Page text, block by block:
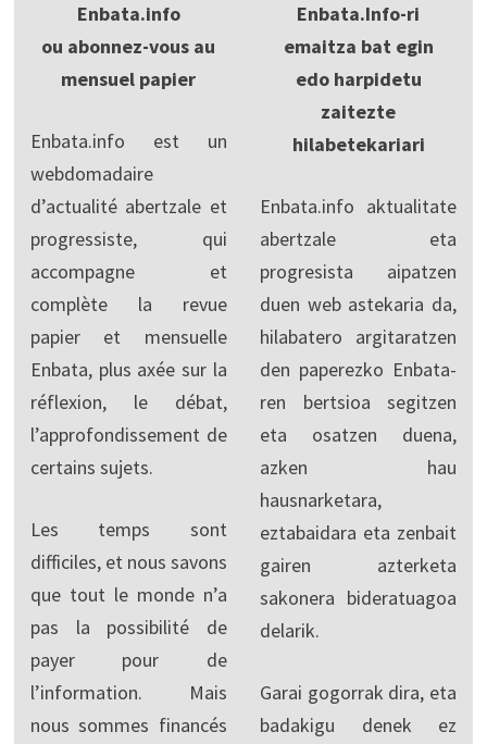
Enbata.info
ou abonnez-vous au
mensuel papier
Enbata.info est un
webdomadaire
d’actualité abertzale et
progressiste, qui
accompagne et
complète la revue
papier et mensuelle
Enbata, plus axée sur la
réflexion, le débat,
l’approfondissement de
certains sujets.
Les temps sont
difficiles, et nous savons
que tout le monde n’a
pas la possibilité de
payer pour de
l’information. Mais
nous sommes financés
Enbata.Info-ri
emaitza bat egin
edo harpidetu
zaitezte
hilabetekariari
Enbata.info aktualitate
abertzale eta
progresista aipatzen
duen web astekaria da,
hilabatero argitaratzen
den paperezko Enbata-
ren bertsioa segitzen
eta osatzen duena,
azken hau
hausnarketara,
eztabaidara eta zenbait
gairen azterketa
sakonera bideratuagoa
delarik.
Garai gogorrak dira, eta
badakigu denek ez